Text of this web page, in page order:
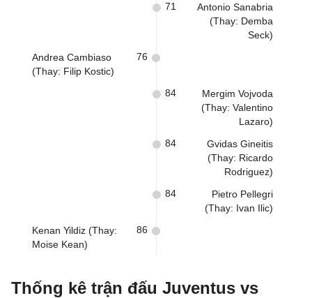
Antonio Sanabria
(Thay: Demba
Seck)
71
Andrea Cambiaso
(Thay: Filip Kostic)
76
Mergim Vojvoda
(Thay: Valentino
Lazaro)
84
Gvidas Gineitis
(Thay: Ricardo
Rodriguez)
84
Pietro Pellegri
(Thay: Ivan Ilic)
84
Kenan Yildiz (Thay:
Moise Kean)
86
Thống kê trận đấu Juventus vs